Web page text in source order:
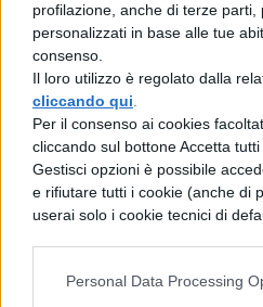
profilazione, anche di terze
personalizzati in base alle tue
consenso.
Il loro utilizzo è regolato dalla
cliccando qui
Per il consenso ai cookies
cliccando sul bottone Accetta
Gestisci opzioni è possibile
e rifiutare tutti i cookie (anche di
userai solo i cookie tecnici di
Personal Data Processing
Decidi, fra le tre
quella che più si
Potrai scegliere tra
sbiancanteedenti
dovrai spazzolare? Un
lo indicherà,
confezione troverai